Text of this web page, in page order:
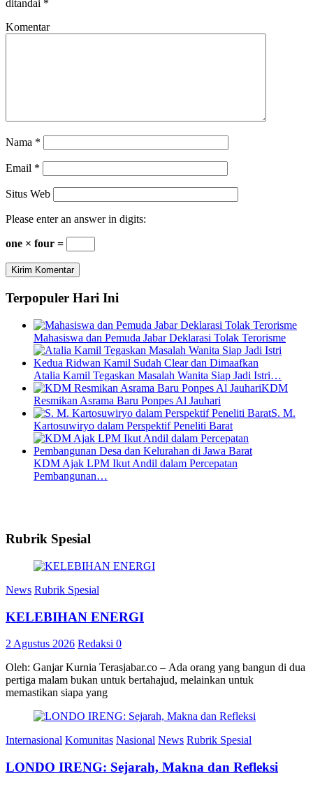
ditandai *
Komentar
Nama *
Email *
Situs Web
Please enter an answer in digits:
one × four =
Terpopuler Hari Ini
Mahasiswa dan Pemuda Jabar Deklarasi Tolak Terorisme
Atalia Kamil Tegaskan Masalah Wanita Siap Jadi Istri…
KDM
Resmikan Asrama Baru Ponpes Al Jauhari
S. M.
Kartosuwiryo dalam Perspektif Peneliti Barat
KDM Ajak LPM Ikut Andil dalam Percepatan
Pembangunan…
Rubrik Spesial
News Rubrik Spesial
KELEBIHAN ENERGI
2 Agustus 2026 Redaksi 0
Oleh: Ganjar Kurnia Terasjabar.co – Ada orang yang bangun di dua
pertiga malam bukan untuk bertahajud, melainkan untuk
memastikan siapa yang
Internasional Komunitas Nasional News Rubrik Spesial
LONDO IRENG: Sejarah, Makna dan Refleksi